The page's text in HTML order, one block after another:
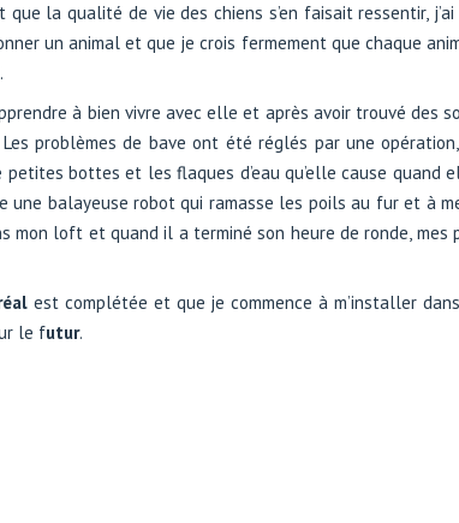
la qualité de vie des chiens s’en faisait ressentir,
un animal et que je crois fermement que chaque
à bien vivre avec elle et après avoir trouvé des
Les problèmes de bave ont été réglés par une
petites bottes et les flaques d’eau qu’elle cause
une balayeuse robot qui ramasse les poils au fur et à
mon loft et quand il a terminé son heure de ronde,
est complétée et que je commence à m’installer
le futur.